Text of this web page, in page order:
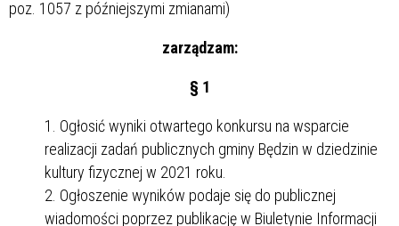
poz. 1057 z późniejszymi zmianami)
zarządzam:
§ 1
Ogłosić wyniki otwartego konkursu na wsparcie
realizacji zadań publicznych gminy Będzin w dziedzinie
kultury fizycznej w 2021 roku.
Ogłoszenie wyników podaje się do publicznej
wiadomości poprzez publikację w Biuletynie Informacji